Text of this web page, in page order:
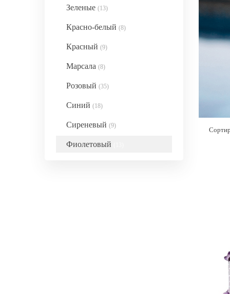
Зеленые (13)
Красно-белый (8)
Красный (9)
Марсала (8)
Розовый (35)
Синий (18)
Сиреневый (9)
Фиолетовый